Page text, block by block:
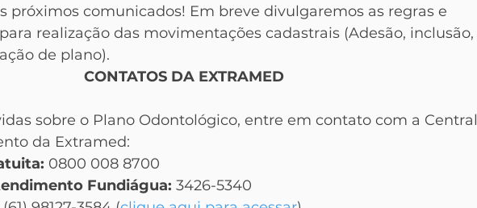
próximos comunicados! Em breve divulgaremos as regras e
realização das movimentações cadastrais (Adesão, inclusão,
de plano).
CONTATOS DA EXTRAMED
sobre o Plano Odontológico, entre em contato com a Central
da Extramed:
0800 008 8700
Fundiágua: 3426-5340